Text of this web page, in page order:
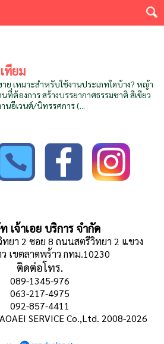
ทียม
ย เหมาะสำหรับใช้งานประเภทใดบ้าง? หญ้า
ที่ต้องการ สร้างบรรยากาศธรรมชาติ สีเขียว
นอีเวนต์/นิทรรศการ (...
เจ้าเอย บริการ จำกัด
ยา 2 ซอย 8 ถนนสตรีวิทยา 2 แขวง
เขตลาดพร้าว กทม.10230
ติดต่อโทร.
089-1345-976
063-217-4975
092-857-4411
SERVICE Co.,Ltd. 2008-2026